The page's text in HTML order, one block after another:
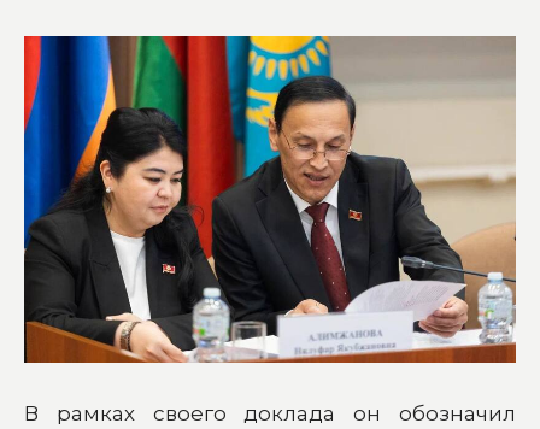
В рамках своего доклада он обозначил